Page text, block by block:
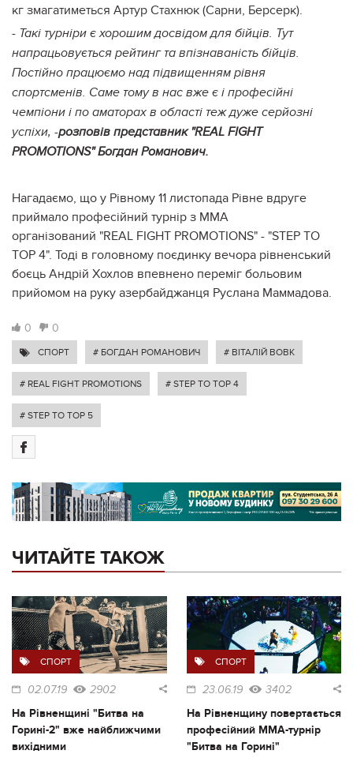
кг змагатиметься Артур Стахнюк (Сарни, Берсерк).
- Такі турніри є хорошим досвідом для бійців. Тут
напрацьовується рейтинг та впізнаваність бійців.
Постійно працюємо над підвищенням рівня
спортсменів. Саме тому в нас вже є і професійні
чемпіони і по аматорах в області теж дуже серйозні
успіхи, -розповів представник "REAL FIGHT
PROMOTIONS" Богдан Романович.
Нагадаємо, що у Рівному 11 листопада Рівне вдруге
приймало професійний турнір з ММА
організований "REAL FIGHT PROMOTIONS" - "STEP TO
TOP 4". Тоді в головному поєдинку вечора рівненський
боєць Андрій Хохлов впевнено переміг больовим
прийомом на руку азербайджанця Руслана Маммадова.
0 0
СПОРТ # БОГДАН РОМАНОВИЧ # ВІТАЛІЙ ВОВК
# REAL FIGHT PROMOTIONS # STEP TO TOP 4
# STEP TO TOP 5
ЧИТАЙТЕ ТАКОЖ
СПОРТ
02.07.19 2902
На Рівненщині "Битва на
Горині-2" вже найближчими
вихідними
СПОРТ
23.06.19 3402
На Рівненщину повертається
професійний ММА-турнір
"Битва на Горині"